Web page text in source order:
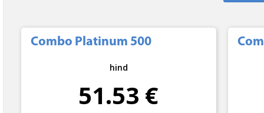
Combo Platinum 500
hind
51.53 €